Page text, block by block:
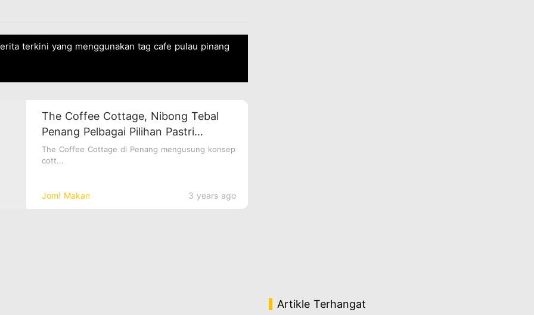
terkini yang menggunakan tag cafe pulau pinang
Jom! Makan 3 years ago
The Coffee Cottage, Nibong Tebal
Penang Pelbagai Pilihan Pastri
Berkonsepkan 'English Style'
The Coffee Cottage di Penang mengusung konsep
cott...
Artikle Terhangat